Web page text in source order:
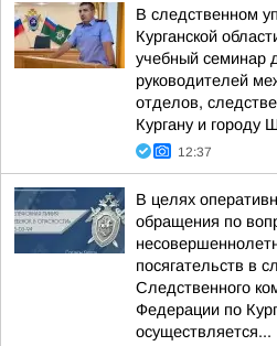
В следственном
Курганской
учебный семинар
руководителей
отделов,
Кургану и городу
12:37
В целях
обращения по
посягательств в
Следственного
Федерации по
осуществляется...